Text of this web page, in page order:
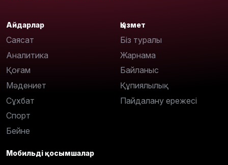
Айдарлар
Саясат
Аналитика
Қоғам
Мәдениет
Сұхбат
Спорт
Бейне
Қызмет
Біз туралы
Жарнама
Байланыс
Құпиялылық
Пайдалану ережесі
Мобильді қосымшалар